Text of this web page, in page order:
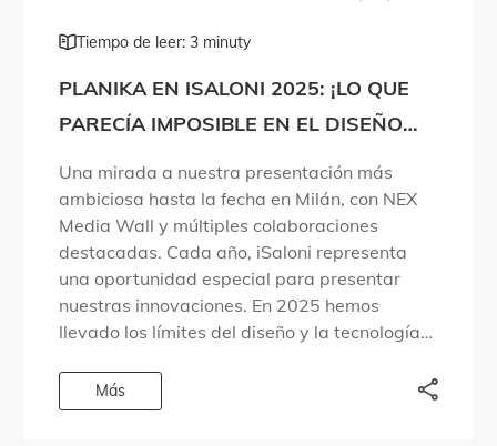
Tiempo de leer: 3 minuty
PLANIKA EN ISALONI 2025: ¡LO QUE
PARECÍA IMPOSIBLE EN EL DISEÑO
DEL FUEGO SE HA HECHO REALIDAD!
Una mirada a nuestra presentación más
ambiciosa hasta la fecha en Milán, con NEX
Media Wall y múltiples colaboraciones
destacadas. Cada año, iSaloni representa
una oportunidad especial para presentar
nuestras innovaciones. En 2025 hemos
llevado los límites del diseño y la tecnología
preguntas que las personas llevaban años […]
Más